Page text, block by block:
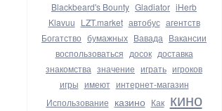
Blackbeard's Bounty Gladiator iHerb
Klavuu LZT.market автобус агентств
Богатство бумажных Вавада Вакансии
воспользоваться досок доставка
знакомства значение играть игроков
игры имеют интернет-магазин
Использование казино Как кино